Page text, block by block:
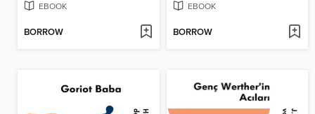
EBOOK
BORROW
EBOOK
BORROW